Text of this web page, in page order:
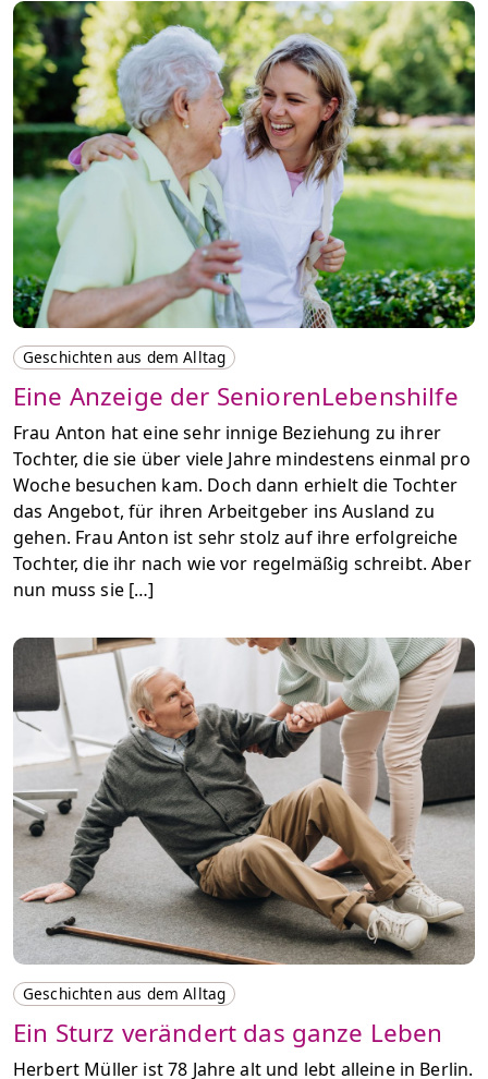
Geschichten aus dem Alltag
Eine Anzeige der SeniorenLebenshilfe
Frau Anton hat eine sehr innige Beziehung zu ihrer
Tochter, die sie über viele Jahre mindestens einmal pro
Woche besuchen kam. Doch dann erhielt die Tochter
das Angebot, für ihren Arbeitgeber ins Ausland zu
gehen. Frau Anton ist sehr stolz auf ihre erfolgreiche
Tochter, die ihr nach wie vor regelmäßig schreibt. Aber
nun muss sie […]
Geschichten aus dem Alltag
Ein Sturz verändert das ganze Leben
Herbert Müller ist 78 Jahre alt und lebt alleine in Berlin.